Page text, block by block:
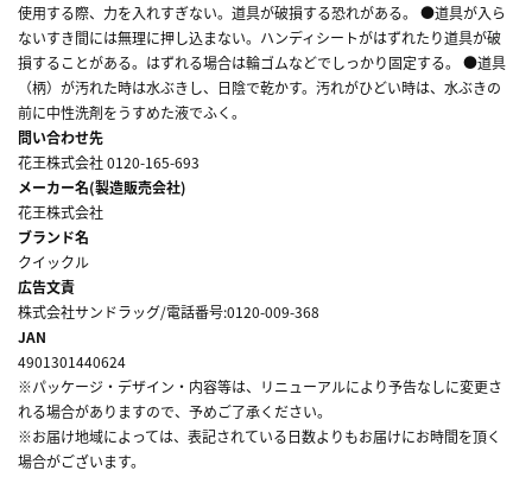
使用する際、力を入れすぎない。道具が破損する恐れがある。 ●道具が入ら
ないすき間には無理に押し込まない。ハンディシートがはずれたり道具が破
損することがある。はずれる場合は輪ゴムなどでしっかり固定する。 ●道具
（柄）が汚れた時は水ぶきし、日陰で乾かす。汚れがひどい時は、水ぶきの
前に中性洗剤をうすめた液でふく。
問い合わせ先
花王株式会社 0120-165-693
メーカー名(製造販売会社)
花王株式会社
ブランド名
クイックル
広告文責
株式会社サンドラッグ/電話番号:0120-009-368
JAN
4901301440624
※パッケージ・デザイン・内容等は、リニューアルにより予告なしに変更さ
れる場合がありますので、予めご了承ください。
※お届け地域によっては、表記されている日数よりもお届けにお時間を頂く
場合がございます。